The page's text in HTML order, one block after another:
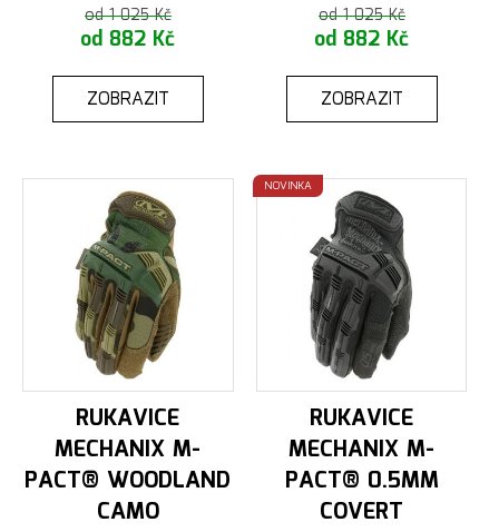
od 1 025 Kč
od 882 Kč
ZOBRAZIT
od 1 025 Kč
od 882 Kč
ZOBRAZIT
RUKAVICE
MECHANIX M-
PACT® WOODLAND
CAMO
NOVINKA
RUKAVICE
MECHANIX M-
PACT® 0.5MM
COVERT